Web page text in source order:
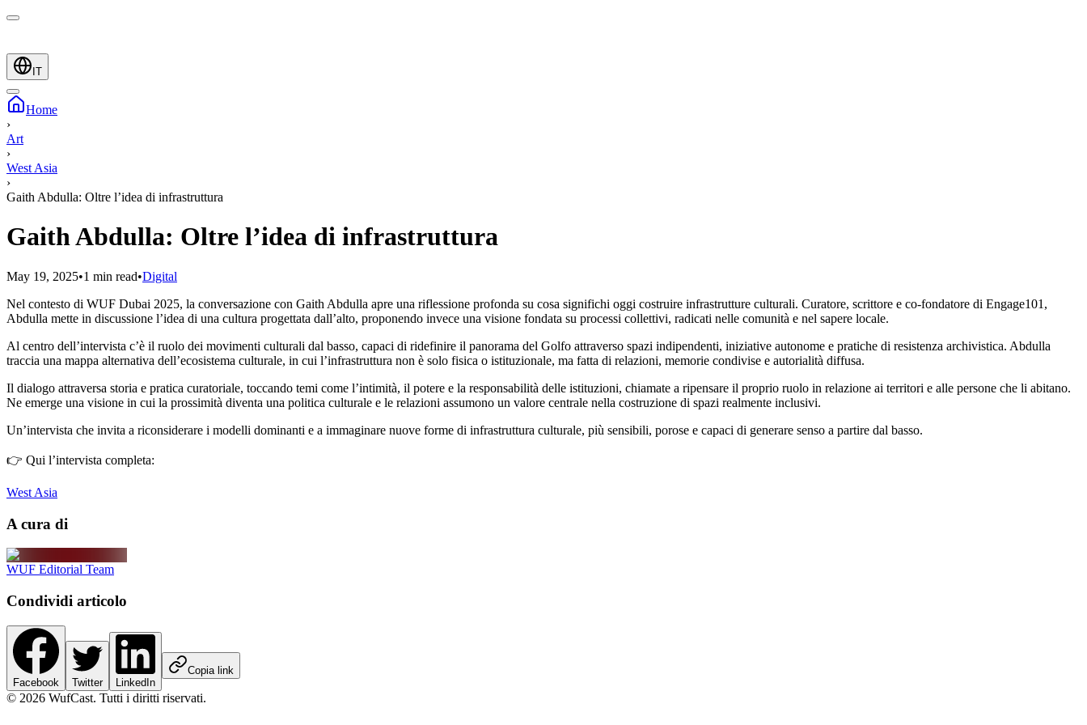
IT
Home
›
Art
›
West Asia
›
Gaith Abdulla: Oltre l’idea di infrastruttura
Gaith Abdulla: Oltre l’idea di infrastruttura
May 19, 2025•1 min read•Digital
Nel contesto di WUF Dubai 2025, la conversazione con Gaith Abdulla apre una riflessione profonda su cosa significhi oggi costruire infrastrutture culturali. Curatore, scrittore e co-fondatore di Engage101,
Abdulla mette in discussione l’idea di una cultura progettata dall’alto, proponendo invece una visione fondata su processi collettivi, radicati nelle comunità e nel sapere locale.
Al centro dell’intervista c’è il ruolo dei movimenti culturali dal basso, capaci di ridefinire il panorama del Golfo attraverso spazi indipendenti, iniziative autonome e pratiche di resistenza archivistica. Abdulla
traccia una mappa alternativa dell’ecosistema culturale, in cui l’infrastruttura non è solo fisica o istituzionale, ma fatta di relazioni, memorie condivise e autorialità diffusa.
Il dialogo attraversa storia e pratica curatoriale, toccando temi come l’intimità, il potere e la responsabilità delle istituzioni, chiamate a ripensare il proprio ruolo in relazione ai territori e alle persone che li abitano.
Ne emerge una visione in cui la prossimità diventa una politica culturale e le relazioni assumono un valore centrale nella costruzione di spazi realmente inclusivi.
Un’intervista che invita a riconsiderare i modelli dominanti e a immaginare nuove forme di infrastruttura culturale, più sensibili, porose e capaci di generare senso a partire dal basso.
👉 Qui l’intervista completa:
West Asia
A cura di
WUF Editorial Team
Condividi articolo
Facebook Twitter LinkedIn
Copia link
© 2026 WufCast. Tutti i diritti riservati.